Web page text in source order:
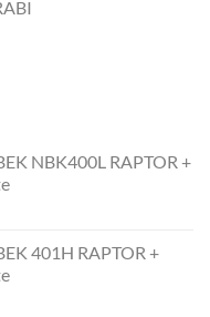
NBK400L RAPTOR +
401H RAPTOR +